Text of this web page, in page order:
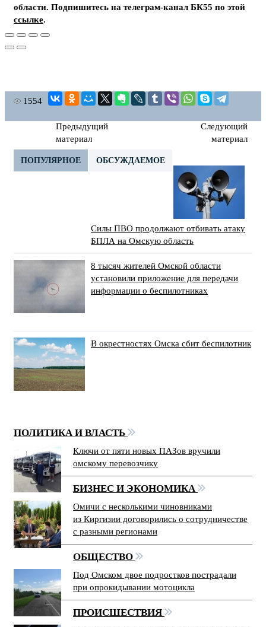
области. Подпишитесь на телеграм-канал БК55 по этой
ссылке.
1554
Предыдущий
материал
Следующий
материал
ПОПУЛЯРНОЕ ОБСУЖДАЕМОЕ
Силы ПВО продолжают отбивать атаку
БПЛА на Омскую область
8 тысяч жителей Омской области
установили приложение для передачи
информации о беспилотниках
В окрестностях Омска сбит беспилотник
ПОЛИТИКА И ВЛАСТЬ
Ключи от пяти новых ПАЗов вручили
омскому перевозчику
БИЗНЕС И ЭКОНОМИКА
Омичи с несколькими чиновниками
из Киргизии договорились о сотрудничестве
с разными регионами
ОБЩЕСТВО
Под Омском двое подростков пострадали
при опрокидывании мотоцикла
ПРОИСШЕСТВИЯ